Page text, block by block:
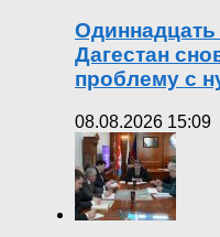
Одиннадцать
Дагестан
проблему с
08.08.2026 15:09